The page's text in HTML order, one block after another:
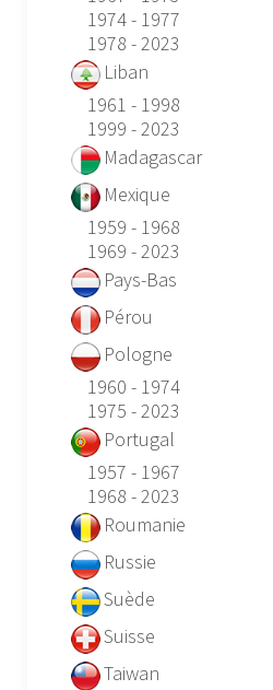
1974 - 1977
1978 - 2023
Liban
1961 - 1998
1999 - 2023
Madagascar
Mexique
1959 - 1968
1969 - 2023
Pays-Bas
Pérou
Pologne
1960 - 1974
1975 - 2023
Portugal
1957 - 1967
1968 - 2023
Roumanie
Russie
Suède
Suisse
Taiwan